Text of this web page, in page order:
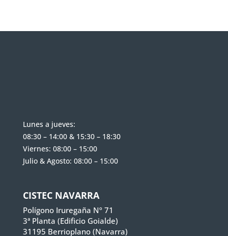
Lunes a jueves:
08:30 – 14:00 & 15:30 – 18:30
Viernes: 08:00 – 15:00
Julio & Agosto: 08:00 – 15:00
CISTEC NAVARRA
Polígono Iruregaña Nº 71
3ª Planta (Edificio Goialde)
31195 Berrioplano (Navarra)